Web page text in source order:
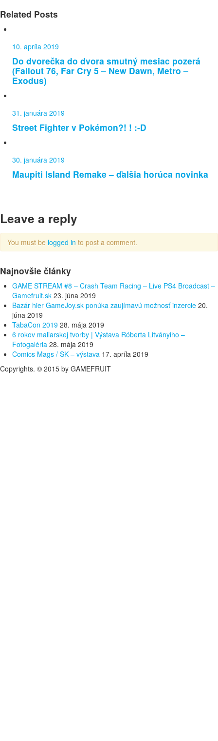
Related Posts
10. apríla 2019
Do dvorečka do dvora smutný mesiac pozerá
(Fallout 76, Far Cry 5 – New Dawn, Metro –
Exodus)
31. januára 2019
Street Fighter v Pokémon?! ! :-D
30. januára 2019
Maupiti Island Remake – ďalšia horúca novinka
Leave a reply
You must be logged in to post a comment.
Najnovšie články
GAME STREAM #8 – Crash Team Racing – Live PS4 Broadcast –
Gamefruit.sk 23. júna 2019
Bazár hier GameJoy.sk ponúka zaujímavú možnosť inzercie 20.
júna 2019
TabaCon 2019 28. mája 2019
6 rokov maliarskej tvorby | Výstava Róberta Litványiho –
Fotogaléria 28. mája 2019
Comics Mags / SK – výstava 17. apríla 2019
Copyrights. © 2015 by GAMEFRUIT